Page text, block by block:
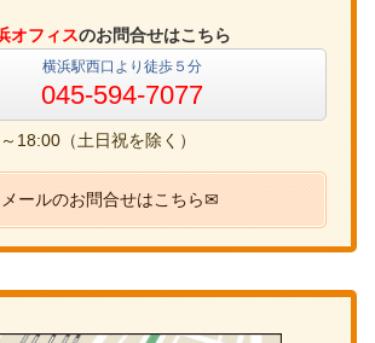
オフィスのお問合せはこちら
横浜駅西口より徒歩５分
045-594-7077
18:00（土日祝を除く）
メールのお問合せはこちら✉